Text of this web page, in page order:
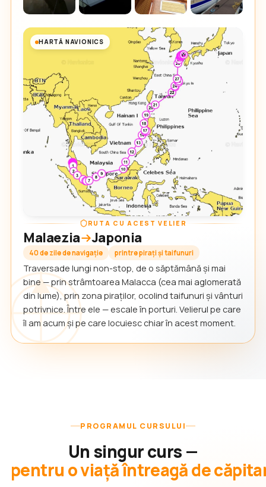
HARTĂ NAVIONICS
RUTA CU ACEST VELIER
Malaezia Japonia
40 de zile de navigație printre pirați și taifunuri
Traversade lungi non-stop, de o săptămână și mai
bine — prin strâmtoarea Malacca (cea mai aglomerată
din lume), prin zona piraților, ocolind taifunuri și vânturi
potrivnice. Între ele — escale în porturi. Velierul pe care
îl am acum și pe care locuiesc chiar în acest moment.
PROGRAMUL CURSULUI
Un singur curs —
pentru o viață întreagă de